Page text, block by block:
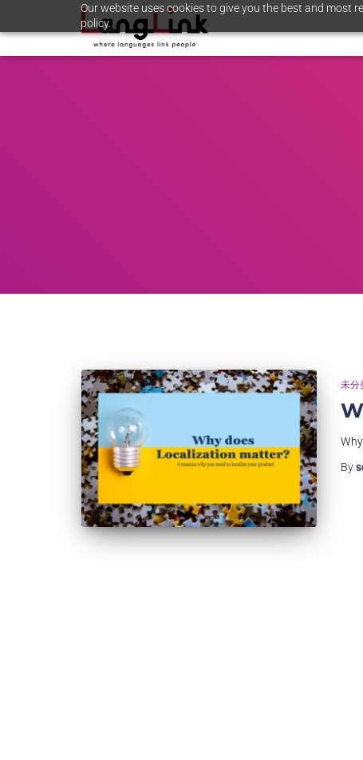
Our website uses cookies to give you the best and most
policy.
未分
By